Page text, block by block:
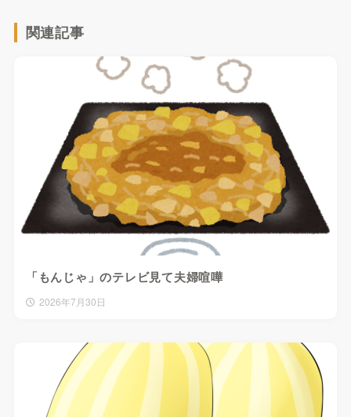
関連記事
「もんじゃ」のテレビ見て夫婦喧嘩
2026年7月30日